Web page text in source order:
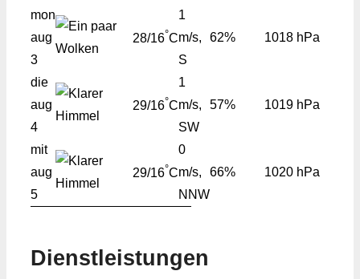
mon
aug
3
28/16°C
1
m/s,
S
62% 1018 hPa
die
aug
4
29/16°C
1
m/s,
SW
57% 1019 hPa
mit
aug
5
29/16°C
0
m/s,
NNW
66% 1020 hPa
Dienstleistungen